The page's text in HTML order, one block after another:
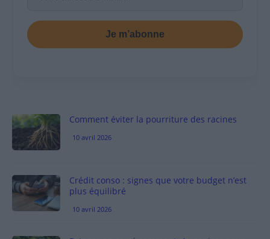
Je m’abonne
Comment éviter la pourriture des racines
10 avril 2026
Crédit conso : signes que votre budget n’est
plus équilibré
10 avril 2026